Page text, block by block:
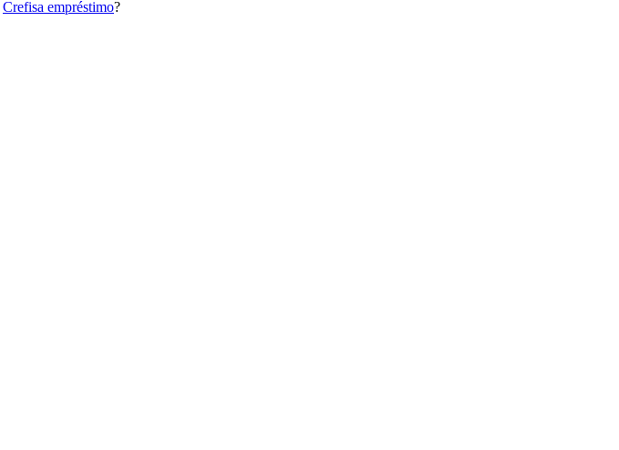
Crefisa empréstimo?